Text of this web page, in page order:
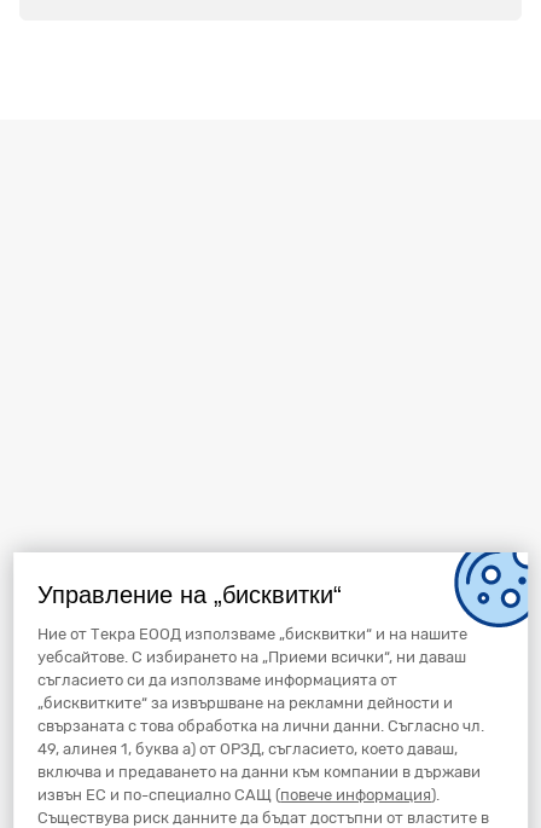
Управление на „бисквитки“
Ние от Текра ЕООД използваме „бисквитки“ и на нашите
уебсайтове. С избирането на „Приеми всички“, ни даваш
съгласието си да използваме информацията от
„бисквитките“ за извършване на рекламни дейности и
свързаната с това обработка на лични данни. Съгласно чл.
49, алинея 1, буква а) от ОРЗД, съгласието, което даваш,
включва и предаването на данни към компании в държави
извън ЕС и по-специално САЩ (повече информация).
Съществува риск данните да бъдат достъпни от властите в